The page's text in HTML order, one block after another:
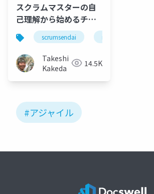
スクラムマスターの自
己理解から始めるチー
ムの生命構造
scrumsendai nvc
Takeshi
Kakeda
14.5K
#アジャイル